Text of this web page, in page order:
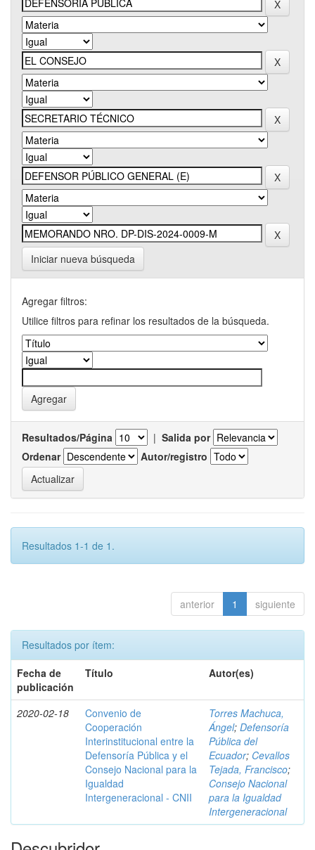
Iniciar nueva búsqueda
Agregar filtros:
Utilice filtros para refinar los resultados de la búsqueda.
Resultados/Página | Salida por
Ordenar
Autor/registro
Resultados 1-1 de 1.
anterior 1 siguiente
Resultados por ítem:
Fecha de
publicación
Título Autor(es)
2020-02-18
Convenio de
Cooperación
Interinstitucional entre la
Defensoría Pública y el
Consejo Nacional para la
Igualdad
Intergeneracional - CNII
Torres Machuca,
Ángel; Defensoría
Pública del
Ecuador; Cevallos
Tejada, Francisco;
Consejo Nacional
para la Igualdad
Intergeneracional